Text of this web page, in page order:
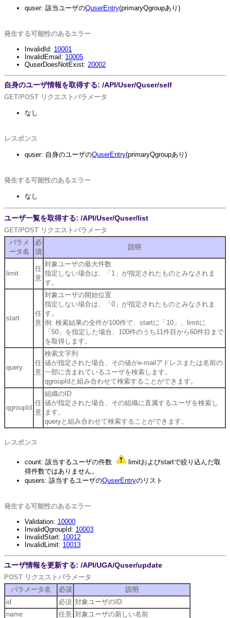
quser: 該当ユーザのQuserEntry(primaryQgroupあり)
発生する可能性のあるエラー
InvalidId: 10001
InvalidEmail: 10005
QuserDoesNotExist: 20002
自身のユーザ情報を取得する: /API/User/Quser/self
GET/POST リクエストパラメータ
なし
レスポンス
quser: 自身のユーザのQuserEntry(primaryQgroupあり)
発生する可能性のあるエラー
なし
ユーザ一覧を取得する: /API/User/Quser/list
GET/POST リクエストパラメータ
パラメ
ータ名
必
須
説明
limit
任
意
対象ユーザの最大件数
指定しない場合は、「1」が指定されたものとみなされま
す。
start
任
意
対象ユーザの開始位置
指定しない場合は、「0」が指定されたものとみなされま
す。
例: 検索結果の全件が100件で、startに「10」、limitに
「50」を指定した場合、100件のうち11件目から60件目まで
を取得します。
query
任
意
検索文字列
値が指定された場合、その値がe-mailアドレスまたは名前の
一部に含まれているユーザを検索します。
qgroupIdと組み合わせて検索することができます。
qgroupId
任
意
組織のID
値が指定された場合、その組織に直属するユーザを検索し
ます。
queryと組み合わせて検索することができます。
レスポンス
count: 該当するユーザの件数
limitおよびstartで絞り込んだ取
得件数ではありません。
qusers: 該当するユーザのQuserEntryのリスト
発生する可能性のあるエラー
Validation: 10000
InvalidQgroupId: 10003
InvalidStart: 10012
InvalidLimit: 10013
ユーザ情報を更新する: /API/UGA/Quser/update
POST リクエストパラメータ
パラメータ名
必須
説明
id
必須 対象ユーザのID
name
任意 対象ユーザの新しい名前